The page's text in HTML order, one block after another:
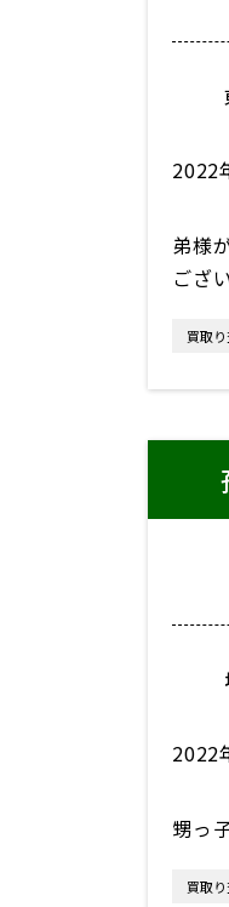
2022
弟様
ござ
買取
2022
甥っ
買取